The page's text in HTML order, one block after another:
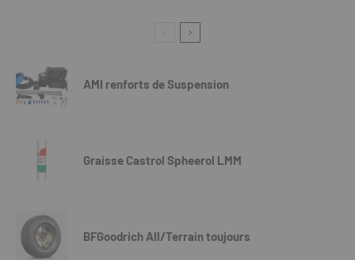
AMI renforts de Suspension
Graisse Castrol Spheerol LMM
BFGoodrich All/Terrain toujours